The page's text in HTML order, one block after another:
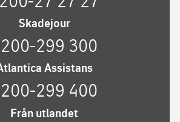
Skadejour
299 300
Assistans
299 400
Från utlandet